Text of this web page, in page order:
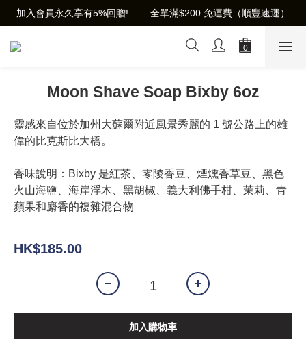
加入會員永久享有5%回贈!        全單滿$200 免運費（順豐速運）
Moon Shave Soap Bixby 6oz
靈感來自位於加州大蘇爾附近風景秀麗的 1 號公路上的雄
偉的比克斯比大橋。
香味說明：Bixby 是紅茶、零陵香豆、煙燻香草豆、黑色
火山海鹽、海岸浮木、黑胡椒、義大利佛手柑、茉莉、青
蘋果和麝香的複雜混合物
HK$185.00
加入購物車